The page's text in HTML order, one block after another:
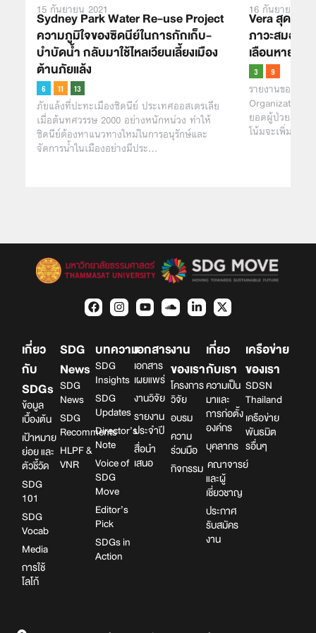
15 กันยายน 2021
Sydney Park Water Re-use Project
ความภูมิใจของซิดนีย์ในการกักเก็บ-
บำบัดน้ำ กลับมาใช้ไหลเวียนเลี้ยงเมือง
ต้านภัยแล้ง
ภัยแล้งที่ปะทะเมืองซิดนีย์ ประเทศออสเตรเลีย
เมื่อต้นทศวรรษ 2000 อย่างหนักหน่วง ทำให้
ซิดนีย์ต้องหาแนวทางใหม่ในการอนุรักษ์และ
จัดการน้ำในเมืองอย่างมีประ…
16 กันยายน
Vera สุดยอ
ภาวะสมองเ
เลือนหายไป
รายงานขององ
Organization:
ยอดผู้ป่วยภาวะ
โน้มจะเพิ่มขึ้นอั
เกี่ยว
กับ
SDGs
ข้อมูล
เบื้องต้น
เป้าหมาย
ย่อย และ
ตัวชี้วัด
SDG
101
SDG
Vocab
Media
การใช้
โลโก้
SDG
News
SDG
News
SDG
Recomments
HLPF &
VNR
บทความ
SDG
Insights
SDG
Updates
Director’s
Note
Voice of
SDG
Move
Editor’s
Pick
SDGs in
Action
เอกสาร
เอกสาร
เผยแพร่
งานวิจัย
รายงาน
ประจำปี
สื่อนำ
เสนอ
งาน
ของเรา
โครงการ
วิจัย
อบรม
ความ
ร่วมมือ
กิจกรรม
เกี่ยว
กับเรา
ความเป็น
มาและ
การก่อตั้ง
องค์กร
บุคลากร
คณาจารย์
และผู้
เชี่ยวชาญ
ประกาศ
รับสมัคร
งาน
เครือข่าย
ของเรา
SDSN
Thailand
เครือข่าย
พันธมิต
รอื่นๆ